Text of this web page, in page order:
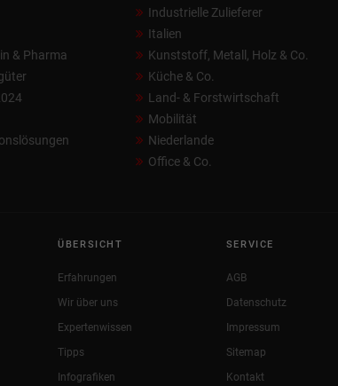
& Pharma
Industrielle Zulieferer
Italien
Kunststoff, Metall, Holz & Co.
Küche & Co.
Land- & Forstwirtschaft
Mobilität
Niederlande
Office & Co.
ÜBERSICHT
Erfahrungen
Wir über uns
Expertenwissen
Tipps
Infografiken
SERVICE
AGB
Datenschutz
Impressum
Sitemap
Kontakt